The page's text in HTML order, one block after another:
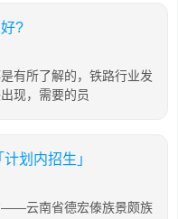
?
有所了解的，铁路行业发
现，需要的员
划内招生」
——云南省德宏傣族景颇族